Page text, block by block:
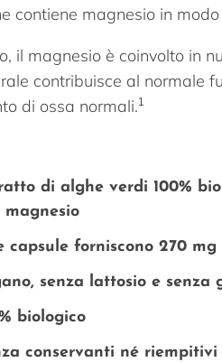
contiene magnesio in
il magnesio è coinvolto in
contribuisce al normale
di ossa normali.1
di alghe verdi 100%
magnesio
capsule forniscono 270
senza lattosio e senza
biologico
conservanti né